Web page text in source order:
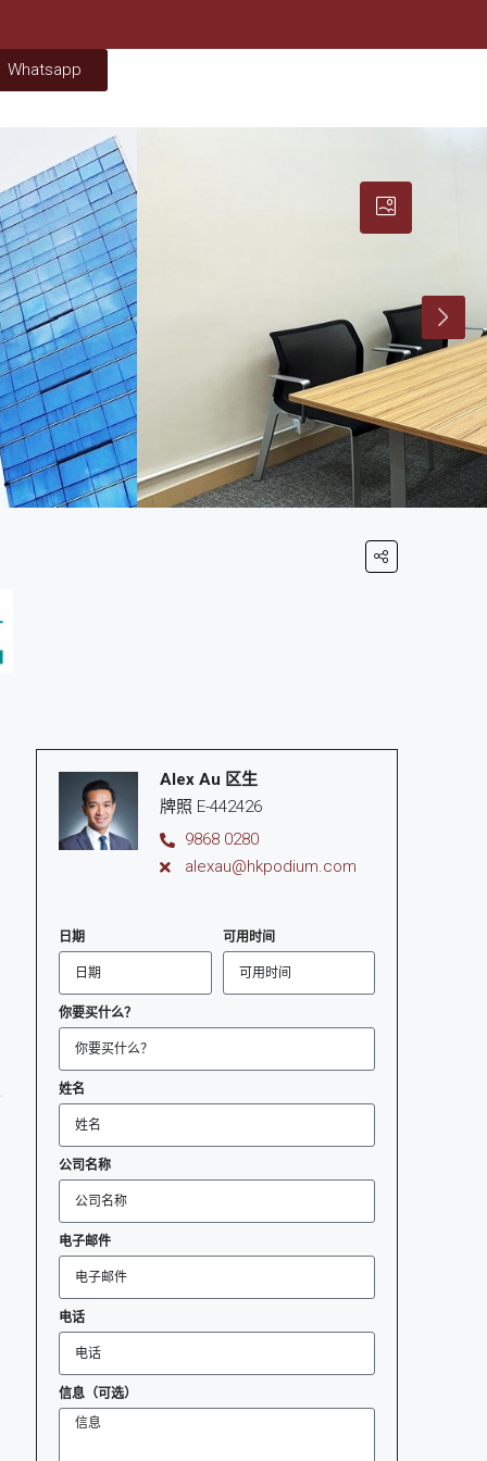
Whatsapp
Alex Au 区生
牌照 E-442426
9868 0280
alexau@hkpodium.com
日期 可用时间
你要买什么？
姓名
公司名称
电子邮件
电话
信息（可选）